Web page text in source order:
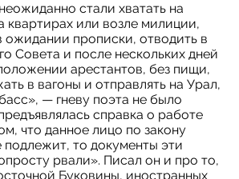
стали хватать на
квартирах или возле милиции,
ожидании прописки, отводить в
Совета и после нескольких дней
арестантов, без пищи,
в вагоны и отправлять на Урал,
— гневу поэта не было
справка о работе
что данное лицо по закону
то документы эти
рвали». Писал он и про то,
Буковины, иностранных